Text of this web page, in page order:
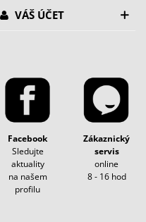
VÁŠ ÚČET
Facebook
Sledujte
aktuality
na našem
profilu
Zákaznický
servis
online
8 - 16 hod